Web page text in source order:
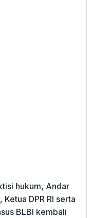
hukum, Andar
DPR RI serta
BLBI kembali